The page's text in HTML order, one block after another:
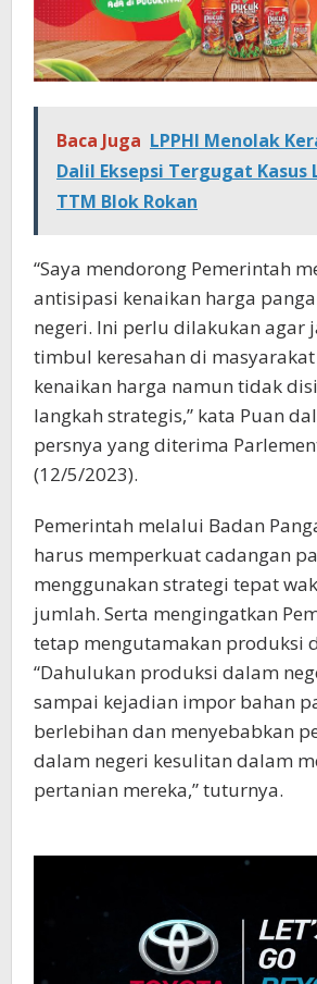
Baca Juga LPPHI Menolak
Dalil Eksepsi Tergugat Kasus
TTM Blok Rokan
“Saya mendorong Pemerintah
antisipasi kenaikan harga
negeri. Ini perlu dilakukan agar
timbul keresahan di
kenaikan harga namun tidak
langkah strategis,” kata Puan
persnya yang diterima
(12/5/2023).
Pemerintah melalui Badan
harus memperkuat cadangan
menggunakan strategi tepat
jumlah. Serta mengingatkan
tetap mengutamakan produksi
“Dahulukan produksi dalam
sampai kejadian impor bahan
berlebihan dan menyebabkan
dalam negeri kesulitan dalam
pertanian mereka,” tuturnya.